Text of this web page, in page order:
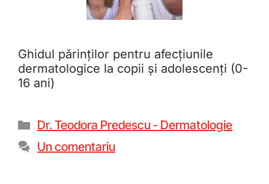
Ghidul părinților pentru afecțiunile
dermatologice la copii și adolescenți (0-
16 ani)
Dr. Teodora Predescu - Dermatologie
Un comentariu